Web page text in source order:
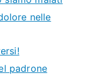
nelle
padrone